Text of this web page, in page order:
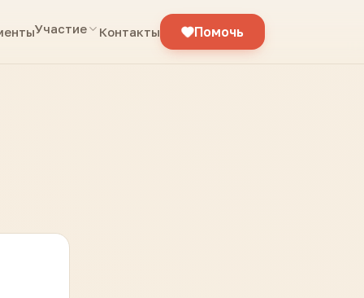
Участие Контакты Помочь